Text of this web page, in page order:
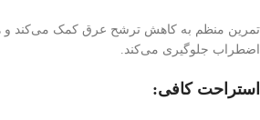
تمرین منظم به کاهش ترشح عرق کمک می‌کند و
اضطراب جلوگیری می‌کند.
استراحت کافی: